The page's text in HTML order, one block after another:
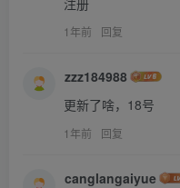
1年前 回复
zzz184988
更新了啥，18号
1年前 回复
canglangaiyue